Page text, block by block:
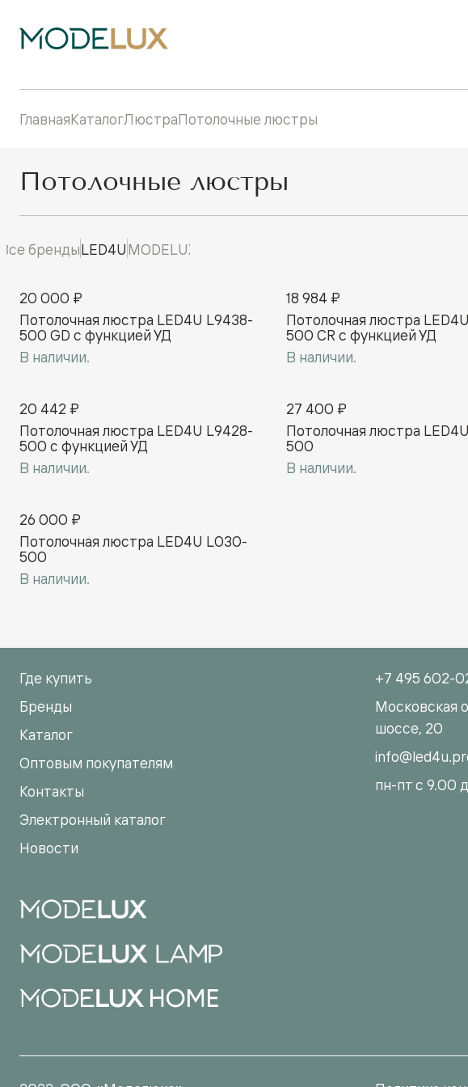
ГлавнаяКаталогЛюстраПотолочные люстры
Потолочные люстры
Все брендыLED4UMODELUX
20 000 ₽
Потолочная люстра LED4U L9438-
500 GD с функцией УД
В наличии.
18 984 ₽
Потолочная люстра
500 CR с функцией УД
В наличии.
20 442 ₽
Потолочная люстра LED4U L9428-
500 с функцией УД
В наличии.
27 400 ₽
Потолочная люстра
500
В наличии.
26 000 ₽
Потолочная люстра LED4U L030-
500
В наличии.
Где купить
Бренды
Каталог
Оптовым покупателям
Контакты
Электронный каталог
Новости
+7 495 602-
Московская
шоссе, 20
пн-пт с 9.00